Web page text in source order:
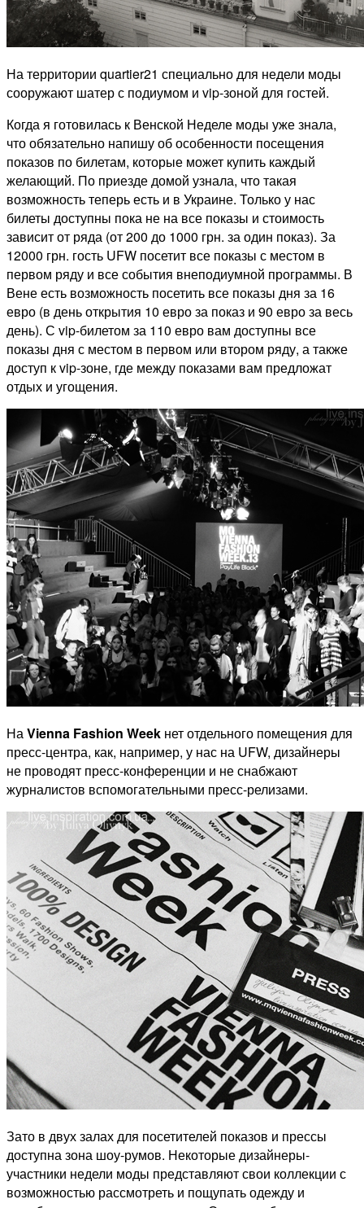
На территории quartier21 специально для недели моды
сооружают шатер с подиумом и vip-зоной для гостей.
Когда я готовилась к Венской Неделе моды уже знала,
что обязательно напишу об особенности посещения
показов по билетам, которые может купить каждый
желающий. По приезде домой узнала, что такая
возможность теперь есть и в Украине. Только у нас
билеты доступны пока не на все показы и стоимость
зависит от ряда (от 200 до 1000 грн. за один показ). За
12000 грн. гость UFW посетит все показы с местом в
первом ряду и все события внеподиумной программы. В
Вене есть возможность посетить все показы дня за 16
евро (в день открытия 10 евро за показ и 90 евро за весь
день). С vip-билетом за 110 евро вам доступны все
показы дня с местом в первом или втором ряду, а также
доступ к vip-зоне, где между показами вам предложат
отдых и угощения.
НаVienna Fashion Week нет отдельного помещения для
пресс-центра, как, например, у нас на UFW, дизайнеры
не проводят пресс-конференции и не снабжают
журналистов вспомогательными пресс-релизами.
Зато в двух залах для посетителей показов и прессы
доступна зона шоу-румов. Некоторые дизайнеры-
участники недели моды представляют свои коллекции с
возможностью рассмотреть и пощупать одежду и